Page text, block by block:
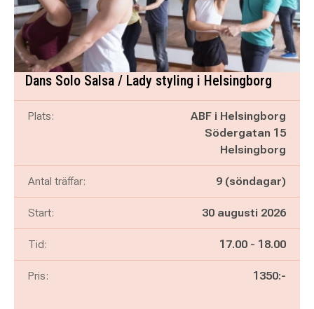
Dans Solo Salsa / Lady styling i Helsingborg
Plats:
ABF i Helsingborg
Södergatan 15
Helsingborg
Antal träffar: 9 (söndagar)
Start: 30 augusti 2026
Tid: Pågår mellan
17.00 - och
18.00
Pris: 1350:-